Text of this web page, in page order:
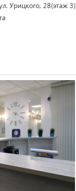
Урицкого, 28(этаж 3)